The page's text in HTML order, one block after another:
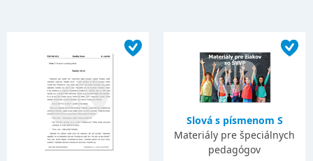
Slová s písmenom S
Materiály pre špeciálnych
pedagógov